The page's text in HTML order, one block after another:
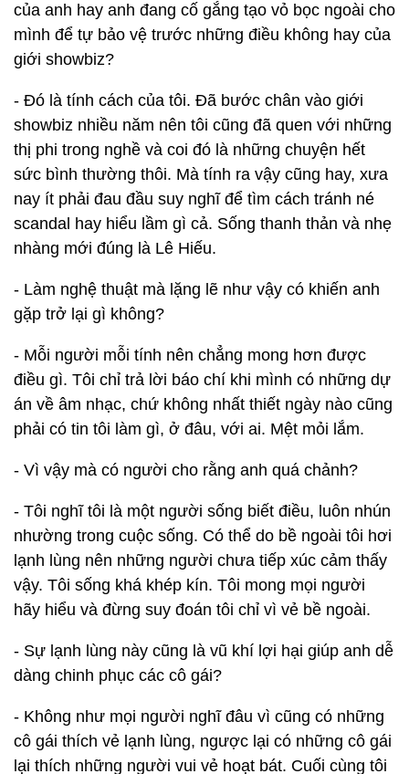
của anh hay anh đang cố gắng tạo vỏ bọc ngoài cho
mình để tự bảo vệ trước những điều không hay của
giới showbiz?
- Đó là tính cách của tôi. Đã bước chân vào giới
showbiz nhiều năm nên tôi cũng đã quen với những
thị phi trong nghề và coi đó là những chuyện hết
sức bình thường thôi. Mà tính ra vậy cũng hay, xưa
nay ít phải đau đầu suy nghĩ để tìm cách tránh né
scandal hay hiểu lầm gì cả. Sống thanh thản và nhẹ
nhàng mới đúng là Lê Hiếu.
- Làm nghệ thuật mà lặng lẽ như vậy có khiến anh
gặp trở lại gì không?
- Mỗi người mỗi tính nên chẳng mong hơn được
điều gì. Tôi chỉ trả lời báo chí khi mình có những dự
án về âm nhạc, chứ không nhất thiết ngày nào cũng
phải có tin tôi làm gì, ở đâu, với ai. Mệt mỏi lắm.
- Vì vậy mà có người cho rằng anh quá chảnh?
- Tôi nghĩ tôi là một người sống biết điều, luôn nhún
nhường trong cuộc sống. Có thể do bề ngoài tôi hơi
lạnh lùng nên những người chưa tiếp xúc cảm thấy
vậy. Tôi sống khá khép kín. Tôi mong mọi người
hãy hiểu và đừng suy đoán tôi chỉ vì vẻ bề ngoài.
- Sự lạnh lùng này cũng là vũ khí lợi hại giúp anh dễ
dàng chinh phục các cô gái?
- Không như mọi người nghĩ đâu vì cũng có những
cô gái thích vẻ lạnh lùng, ngược lại có những cô gái
lại thích những người vui vẻ hoạt bát. Cuối cùng tôi